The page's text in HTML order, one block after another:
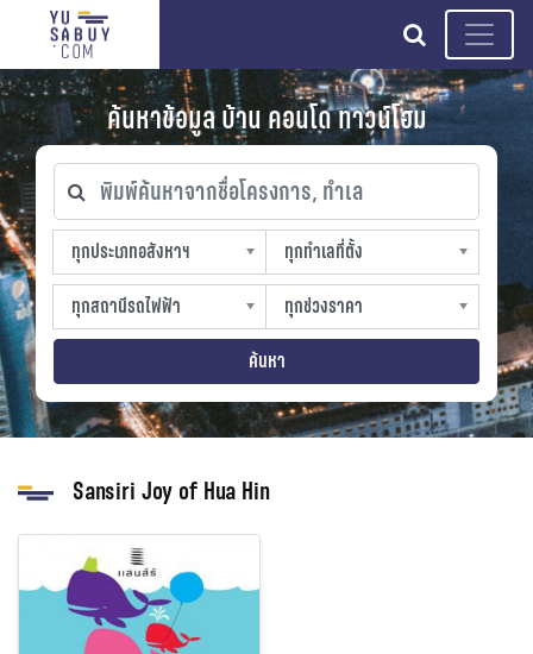
search
ค้นหาข้อมูล บ้าน คอนโด ทาวน์โฮม
พิมพ์ค้นหาจากชื่อโครงการ, ทำเล
ทุกประเภทอสังหาฯ
ทุกประเภทอสังหาฯ
sproperty
ทุกทำเลที่ตั้ง
ทุกทำเลที่ตั้ง
slocation
ทุกสถานีรถไฟฟ้า
ทุกสถานีรถไฟฟ้า
strain-station
ทุกช่วงราคา
ทุกช่วงราคา
sprice
ค้นหา
Sansiri Joy of Hua Hin